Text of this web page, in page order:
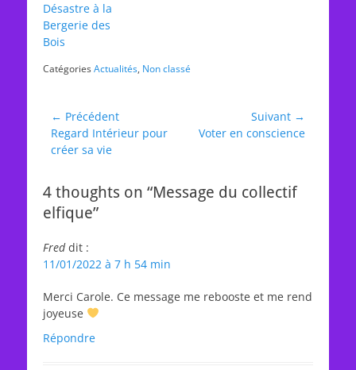
Désastre à la
Bergerie des
Bois
CatégoriesActualités, Non classé
Navigation
de
l’article
← Précédent
Article
précédent :
Regard Intérieur pour
créer sa vie
Suivant →
ArticleVoter en conscience
4 thoughts on “Message du collectif
elfique”
Fred dit :
11/01/2022 à 7 h 54 min
Merci Carole. Ce message me rebooste et me rend
joyeuse
Répondre